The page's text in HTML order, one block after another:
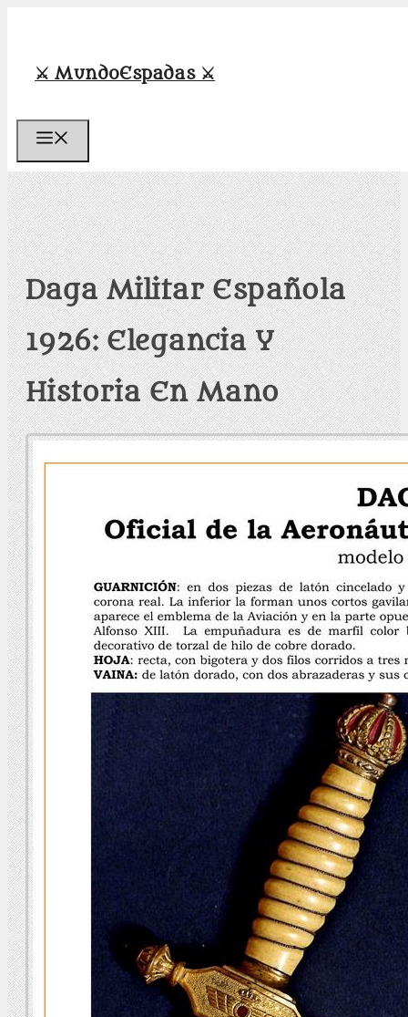
contenido
⚔️ MundoEspadas ⚔️
Daga Militar Española
1926: Elegancia Y
Historia En Mano